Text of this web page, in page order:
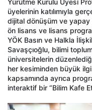
Yürütme Kurulu Üyesi
üyelerinin katılımıyla
dijital dönüşüm ve
ön lisans ve lisans
YÖK Basın ve Halkla
Savaşçıoğlu, bilimi
üniversitelerin
her kesiminden büyük
kapsamında ayrıca
interaktif bir “Bilim Kafe